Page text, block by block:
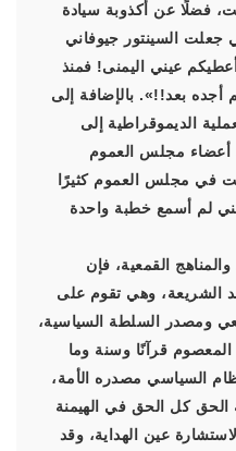
فضلًا عن أكذوبة سيادة
جعلت السينتور جيوفاني
عيني اليمنى! فمنذ
بعد!!». بالإضافة إلى
الديموقراطية إلى
أعضاء مجلس العموم
في مجلس العموم كثيرًا
لم أسمع خطبة واحدة
القمعية، فإن
الشريعة، وهي تقوم على
ومصدر السلطة السياسية،
قرآنًا وسنة وما
السياسي مصدره الأمة،
الحق كل الحق في الهيمنة
عين الهداية، وقد